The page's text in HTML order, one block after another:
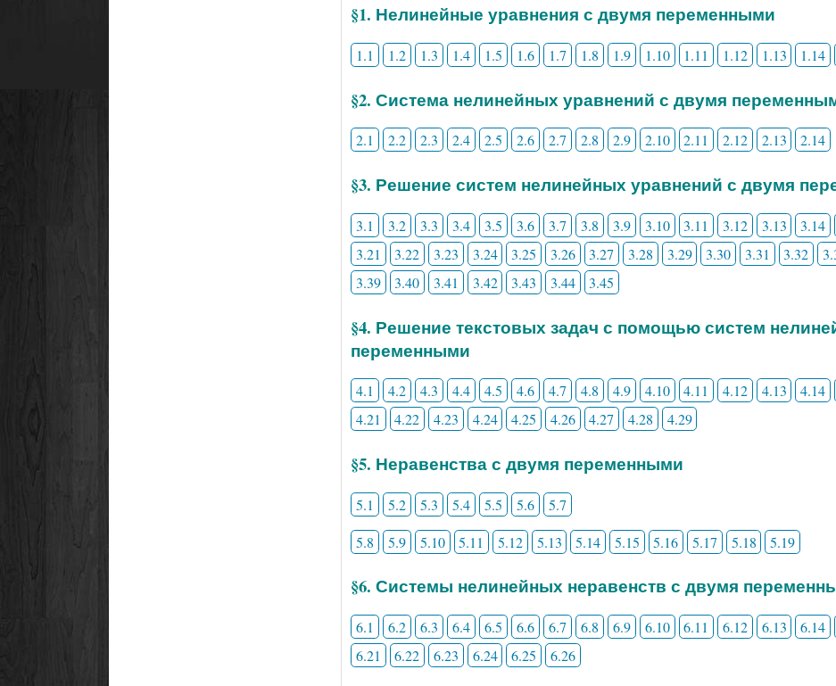
§1. Нелинейные уравнения с двумя переменными
1.1 1.2 1.3 1.4 1.5 1.6 1.7 1.8 1.9 1.10 1.11 1.12 1.13 1.14
§2. Система нелинейных уравнений с двумя
2.1 2.2 2.3 2.4 2.5 2.6 2.7 2.8 2.9 2.10 2.11 2.12 2.13 2.14
§3. Решение систем нелинейных уравнений с двумя
3.1 3.2 3.3 3.4 3.5 3.6 3.7 3.8 3.9 3.10 3.11 3.12 3.13 3.14
3.21
3.22 3.23 3.24 3.25 3.26 3.27 3.28 3.29 3.30 3.31 3.32
3.39
3.40 3.41 3.42 3.43 3.44 3.45
§4. Решение текстовых задач с помощью систем
переменными
4.1 4.2 4.3 4.4 4.5 4.6 4.7 4.8 4.9 4.10 4.11 4.12 4.13 4.14
4.21
4.22 4.23 4.24 4.25 4.26 4.27 4.28 4.29
§5. Неравенства с двумя переменными
5.1 5.2 5.3 5.4 5.5 5.6
5.7
5.8
5.9 5.10 5.11 5.12 5.13 5.14 5.15 5.16 5.17 5.18 5.19
§6. Системы нелинейных неравенств с двумя
6.1 6.2 6.3 6.4 6.5 6.6 6.7 6.8 6.9 6.10 6.11 6.12 6.13 6.14
6.21
6.22 6.23 6.24 6.25 6.26